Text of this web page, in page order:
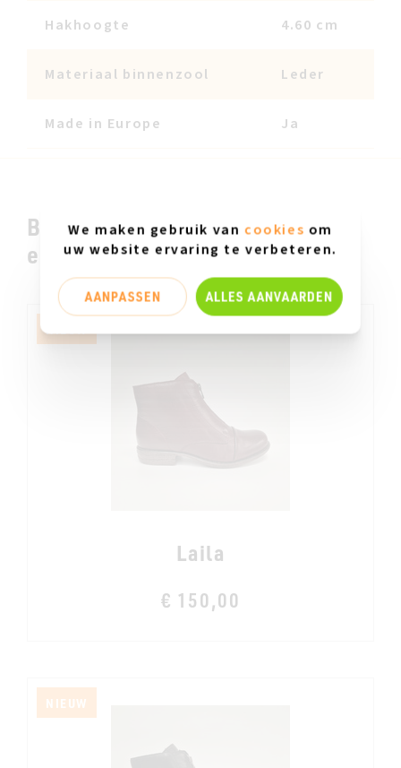
Hakhoogte 4.60 cm
Materiaal binnenzool Leder
Made in Europe Ja
Bekijk ook zeker en vast deze
even ...
Laila
€ 150,00
NIEUW
We maken gebruik van cookies om
uw website ervaring te verbeteren.
AANPASSEN ALLES AANVAARDEN